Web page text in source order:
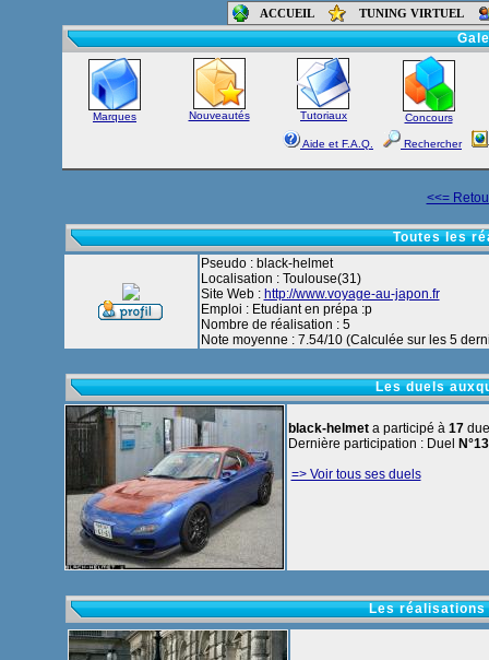
ACCUEIL TUNING VIRTUEL
Accueil-
Marques Nouveautés Tutoriaux Concours
Aide et F.A.Q. Rechercher
<<=
Toutes les
Pseudo : black-helmet
Localisation : Toulouse(31)
Site Web : http://www.voyage-au-japon.fr
Emploi : Etudiant en prépa :p
Nombre de réalisation : 5
Note moyenne : 7.54/10 (Calculée sur les 5
Les duels
black-helmeta participé à 17
Dernière participation : Duel
=> Voir tous ses duels
Les réalisations